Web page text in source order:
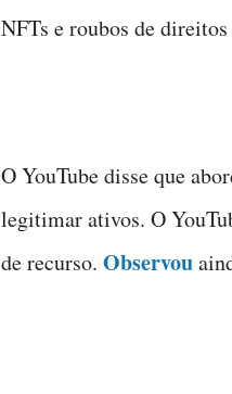
NFTs e roubos de
O YouTube disse que
legitimar ativos. O
de recurso. Observou